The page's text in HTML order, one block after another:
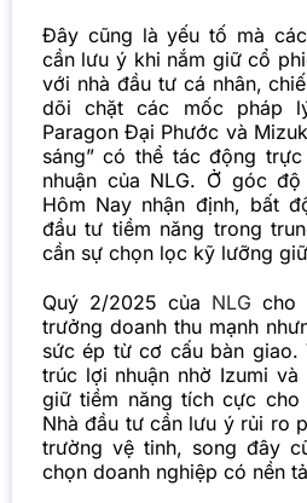
Đây cũng là yếu tố mà
cần lưu ý khi nắm giữ cổ
với nhà đầu tư cá nhân,
dõi chặt các mốc pháp
Paragon Đại Phước và
sáng” có thể tác động
nhuận của NLG. Ở góc
Hôm Nay nhận định, bất
đầu tư tiềm năng trong
cần sự chọn lọc kỹ lưỡng
Quý 2/2025 của NLG cho
trưởng doanh thu mạnh
sức ép từ cơ cấu bàn giao.
trúc lợi nhuận nhờ Izumi
giữ tiềm năng tích cực cho
Nhà đầu tư cần lưu ý rủi ro
trường vệ tinh, song đây
chọn doanh nghiệp có nền